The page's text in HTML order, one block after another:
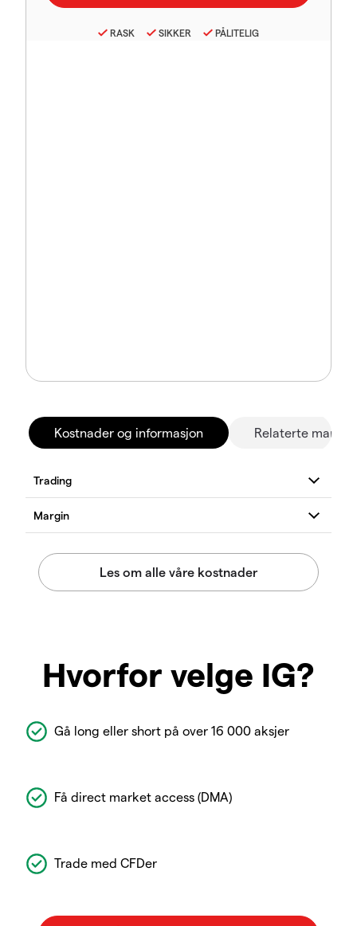
RASK SIKKER PÅLITELIG
Kostnader og informasjon Relaterte
Hvorfor velge IG?
Gå long eller short på over 16 000 aksjer
Få direct market access (DMA)
Trade med CFDer